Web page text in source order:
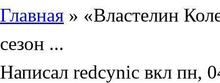
Главная » «Властелин
сезон ...
Написал redcynic вкл пн,